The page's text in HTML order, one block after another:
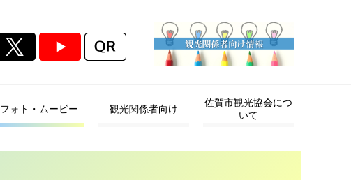
フォト・ムービー 観光関係者向け
佐賀市観光協会につ
いて